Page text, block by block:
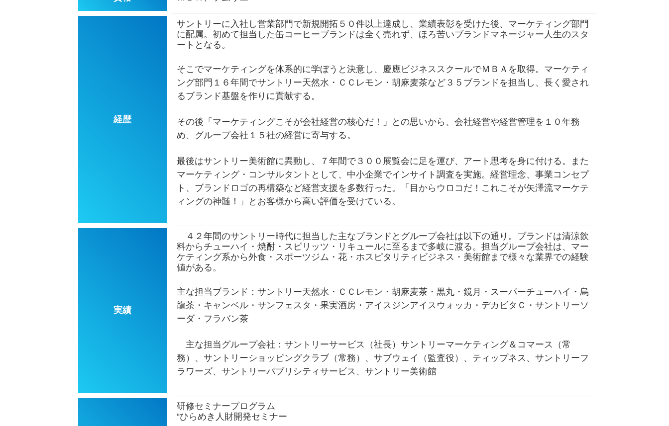
経歴
サントリーに入社し営業部門で新規開拓５０件以上達成し、業績表彰を受けた後、マーケティング部門
に配属。初めて担当した缶コーヒーブランドは全く売れず、ほろ苦いブランドマネージャー人生のスタ
ートとなる。
そこでマーケティングを体系的に学ぼうと決意し、慶應ビジネススクールでＭＢＡを取得。マーケティ
ング部門１６年間でサントリー天然水・ＣＣレモン・胡麻麦茶など３５ブランドを担当し、長く愛され
るブランド基盤を作りに貢献する。
その後「マーケティングこそが会社経営の核心だ！」との思いから、会社経営や経営管理を１０年務
め、グループ会社１５社の経営に寄与する。
最後はサントリー美術館に異動し、７年間で３００展覧会に足を運び、アート思考を身に付ける。また
マーケティング・コンサルタントとして、中小企業でインサイト調査を実施。経営理念、事業コンセプ
ト、ブランドロゴの再構築など経営支援を多数行った。「目からウロコだ！これこそが矢澤流マーケテ
ィングの神髄！」とお客様から高い評価を受けている。
実績
４２年間のサントリー時代に担当した主なブランドとグループ会社は以下の通り。ブランドは清涼飲
料からチューハイ・焼酎・スピリッツ・リキュールに至るまで多岐に渡る。担当グループ会社は、マー
ケティング系から外食・スポーツジム・花・ホスピタリティビジネス・美術館まで様々な業界での経験
値がある。
主な担当ブランド：サントリー天然水・ＣＣレモン・胡麻麦茶・黒丸・鏡月・スーパーチューハイ・烏
龍茶・キャンベル・サンフェスタ・果実酒房・アイスジンアイスウォッカ・デカビタＣ・サントリーソ
ーダ・フラバン茶
主な担当グループ会社：サントリーサービス（社長）サントリーマーケティング＆コマース（常
務）、サントリーショッピングクラブ（常務）、サブウェイ（監査役）、ティップネス、サントリーフ
ラワーズ、サントリーパブリシティサービス、サントリー美術館
研修セミナープログラム
“ひらめき人財開発セミナー